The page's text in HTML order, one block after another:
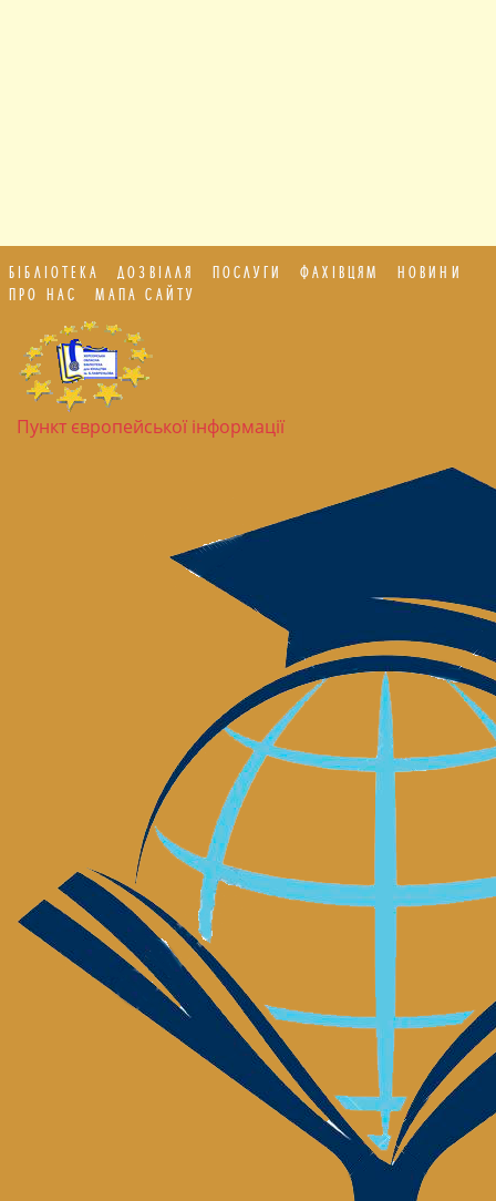
БІБЛІОТЕКА ДОЗВІЛЛЯ ПОСЛУГИ ФАХІВЦЯМ
НОВИНИ
ПРО НАС
МАПА САЙТУ
Пункт європейської інформації